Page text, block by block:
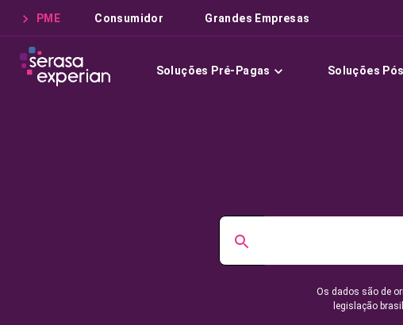
PME Consumidor Grandes Empresas
Soluções Pré-Pagas Soluções
Os dados são de
legislação